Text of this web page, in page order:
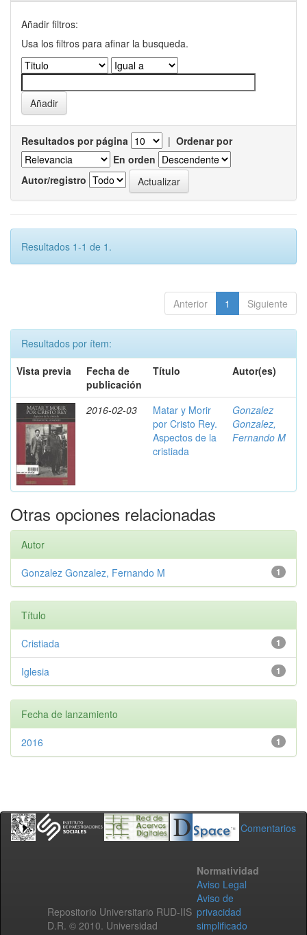
Añadir filtros:
Usa los filtros para afinar la busqueda.
Resultados por página | Ordenar por
En orden
Autor/registro
Resultados 1-1 de 1.
Anterior 1 Siguiente
Resultados por ítem:
Vista previa
Fecha de
publicación
Título Autor(es)
2016-02-03
Matar y Morir
por Cristo Rey.
Aspectos de la
cristiada
Gonzalez
Gonzalez,
Fernando M
Otras opciones relacionadas
Autor
1
Gonzalez Gonzalez, Fernando M
Título
1
Cristiada
1
Iglesia
Fecha de lanzamiento
1
2016
Comentarios
Repositorio Universitario RUD-IIS
D.R. © 2010. Universidad
Normatividad
Aviso Legal
Aviso de
privacidad
simplificado